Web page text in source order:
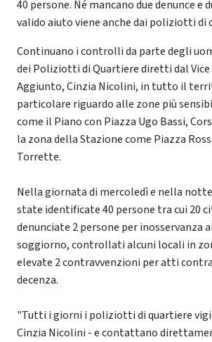
40 persone. Né mancano due denunce e
valido aiuto viene anche dai poliziotti di
Continuano i controlli da parte degli
dei Poliziotti di Quartiere diretti dal Vice
Aggiunto, Cinzia Nicolini, in tutto il
particolare riguardo alle zone più
come il Piano con Piazza Ugo Bassi,
la zona della Stazione come Piazza
Torrette.
Nella giornata di mercoledì e nella
state identificate 40 persone tra cui 20
denunciate 2 persone per inosservanza
soggiorno, controllati alcuni locali in
elevate 2 contravvenzioni per atti
decenza.
"Tutti i giorni i poliziotti di quartiere
Cinzia Nicolini - e contattano